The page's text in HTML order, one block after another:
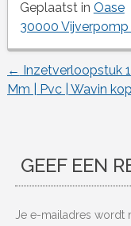
Geplaatst in Oase
30000 Vijverpomp
← Inzetverloopstuk
Mm | Pvc | Wavin
GEEF EEN
Je e-mailadres wordt